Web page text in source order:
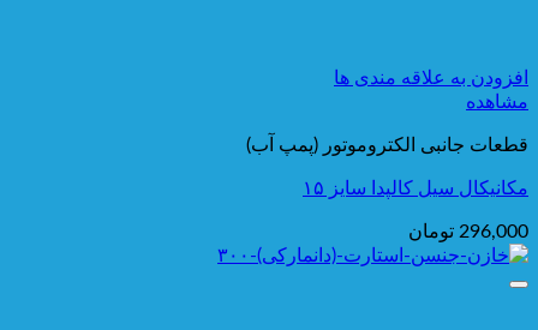
افزودن به علاقه مندی ها
مشاهده
قطعات جانبی الکتروموتور (پمپ آب)
مکانیکال سیل کالپدا سایز ۱۵
296,000 تومان